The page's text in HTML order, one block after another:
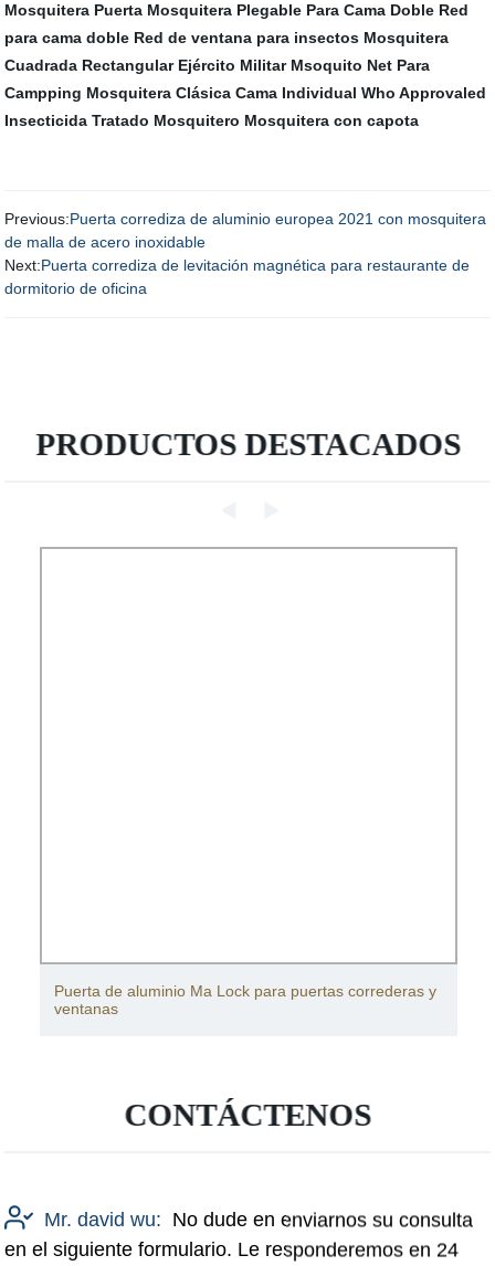
Mosquitera Puerta Mosquitera Plegable Para Cama Doble Red
para cama doble Red de ventana para insectos Mosquitera
Cuadrada Rectangular Ejército Militar Msoquito Net Para
Campping Mosquitera Clásica Cama Individual Who Approvaled
Insecticida Tratado Mosquitero Mosquitera con capota
Previous:Puerta corrediza de aluminio europea 2021 con mosquitera
de malla de acero inoxidable
Next:Puerta corrediza de levitación magnética para restaurante de
dormitorio de oficina
PRODUCTOS DESTACADOS
Puerta de aluminio Ma Lock para puertas correderas y
ventanas
CONTÁCTENOS
Mr. david wu: No dude en enviarnos su consulta
en el siguiente formulario. Le responderemos en 24